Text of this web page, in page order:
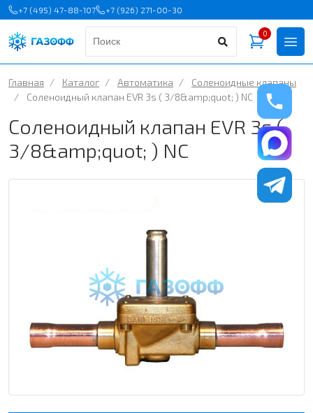
+7 (495) 47-88-107 +7 (926) 271-00-30
0
Главная / Каталог / Автоматика /
Соленоидные клапаны
/
Соленоидный клапан EVR 3s ( 3/8&amp;quot; ) NC
Соленоидный клапан EVR 3s (
3/8&amp;quot; ) NC